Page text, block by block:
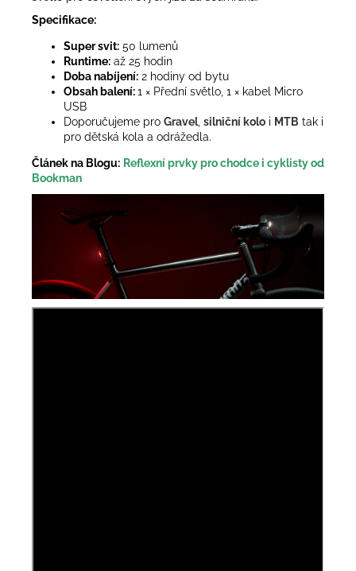
Specifikace:
Super svit: 50 lumenů
Runtime: až 25 hodin
Doba nabíjení: 2 hodiny od bytu
Obsah balení:1 × Přední světlo, 1 × kabel Micro
USB
Doporučujeme pro Gravel, silniční kolo i MTB tak i
pro dětská kola a odrážedla.
Článek na Blogu: Reflexní prvky pro chodce i cyklisty od
Bookman